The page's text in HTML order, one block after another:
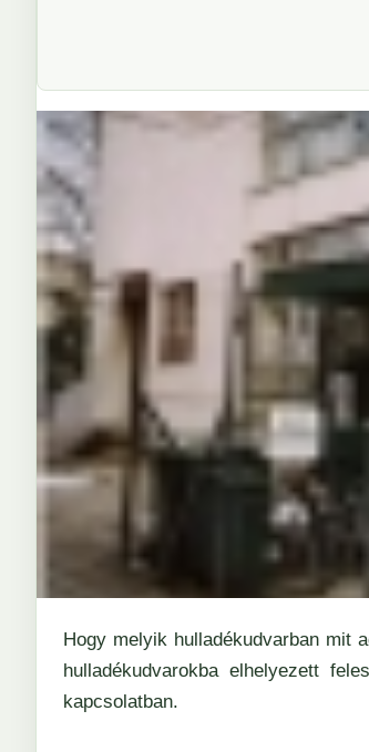
Hogy melyik hulladékudvarban mit
hulladékudvarokba elhelyezett
kapcsolatban.